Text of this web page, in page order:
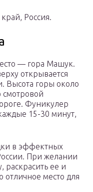
Россия.
— гора Машук.
открывается
Высота горы около
смотровой
Фуникулер
15-30 минут,
в эффектных
При желании
раскрасить ее и
отличное место для